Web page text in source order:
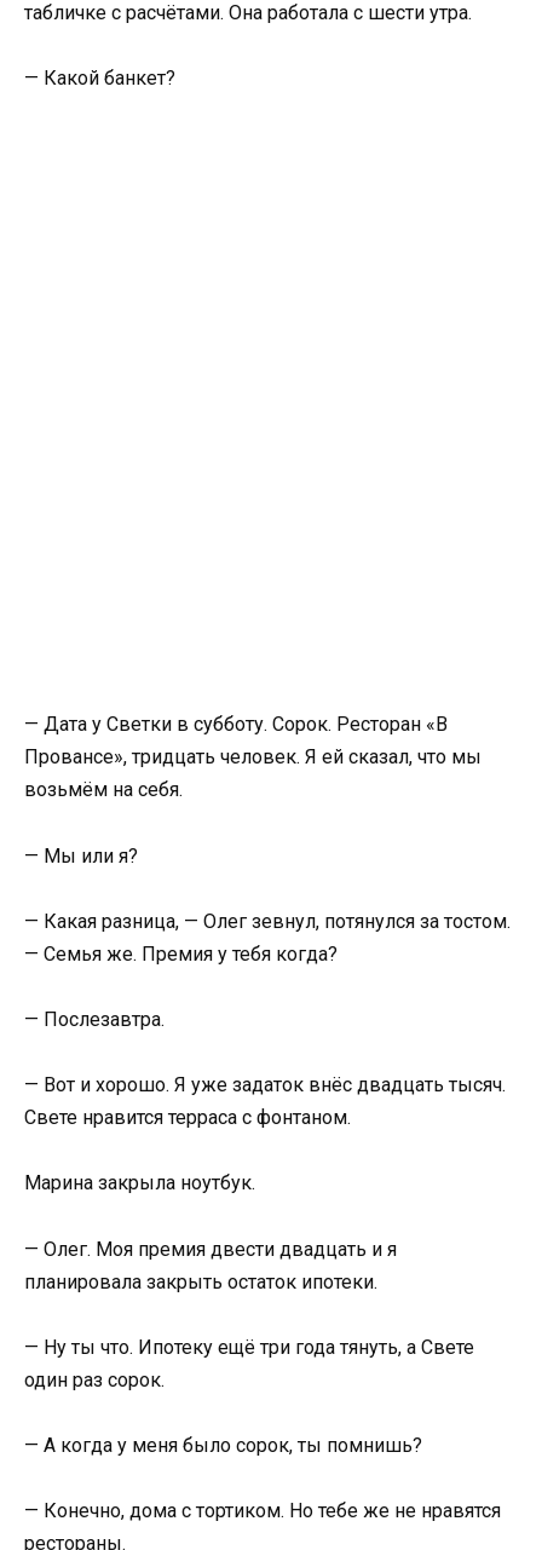
табличке с расчётами. Она работала с шести утра.
— Какой банкет?
— Дата у Светки в субботу. Сорок. Ресторан «В
Провансе», тридцать человек. Я ей сказал, что мы
возьмём на себя.
— Мы или я?
— Какая разница, — Олег зевнул, потянулся за тостом.
— Семья же. Премия у тебя когда?
— Послезавтра.
— Вот и хорошо. Я уже задаток внёс двадцать тысяч.
Свете нравится терраса с фонтаном.
Марина закрыла ноутбук.
— Олег. Моя премия двести двадцать и я
планировала закрыть остаток ипотеки.
— Ну ты что. Ипотеку ещё три года тянуть, а Свете
один раз сорок.
— А когда у меня было сорок, ты помнишь?
— Конечно, дома с тортиком. Но тебе же не нравятся
рестораны.